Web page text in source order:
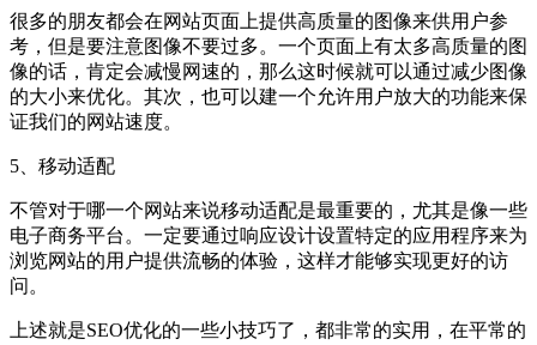
很多的朋友都会在网站页面上提供高质量的图像来供用户参
考，但是要注意图像不要过多。一个页面上有太多高质量的图
像的话，肯定会减慢网速的，那么这时候就可以通过减少图像
的大小来优化。其次，也可以建一个允许用户放大的功能来保
证我们的网站速度。
5、移动适配
不管对于哪一个网站来说移动适配是最重要的，尤其是像一些
电子商务平台。一定要通过响应设计设置特定的应用程序来为
浏览网站的用户提供流畅的体验，这样才能够实现更好的访
问。
上述就是SEO优化的一些小技巧了，都非常的实用，在平常的